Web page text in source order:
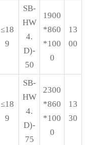
≤18
9
SB-
HW
4.
D)-
50
1900
*860
*100
0
13
00
≤18
9
SB-
HW
4.
D)-
75
2300
*860
*100
0
13
30